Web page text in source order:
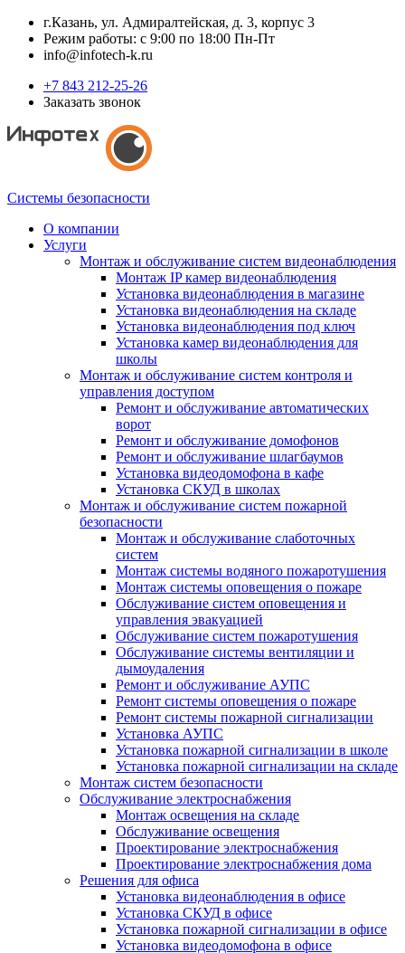
г.Казань, ул. Адмиралтейская, д. 3, корпус 3
Режим работы: с 9:00 по 18:00 Пн-Пт
info@infotech-k.ru
+7 843 212-25-26
Заказать звонок
Системы безопасности
О компании
Услуги
Монтаж и обслуживание систем видеонаблюдения
Монтаж IP камер видеонаблюдения
Установка видеонаблюдения в магазине
Установка видеонаблюдения на складе
Установка видеонаблюдения под ключ
Установка камер видеонаблюдения для
школы
Монтаж и обслуживание систем контроля и
управления доступом
Ремонт и обслуживание автоматических
ворот
Ремонт и обслуживание домофонов
Ремонт и обслуживание шлагбаумов
Установка видеодомофона в кафе
Установка СКУД в школах
Монтаж и обслуживание систем пожарной
безопасности
Монтаж и обслуживание слаботочных
систем
Монтаж системы водяного пожаротушения
Монтаж системы оповещения о пожаре
Обслуживание систем оповещения и
управления эвакуацией
Обслуживание систем пожаротушения
Обслуживание системы вентиляции и
дымоудаления
Ремонт и обслуживание АУПС
Ремонт системы оповещения о пожаре
Ремонт системы пожарной сигнализации
Установка АУПС
Установка пожарной сигнализации в школе
Установка пожарной сигнализации на складе
Монтаж систем безопасности
Обслуживание электроснабжения
Монтаж освещения на складе
Обслуживание освещения
Проектирование электроснабжения
Проектирование электроснабжения дома
Решения для офиса
Установка видеонаблюдения в офисе
Установка СКУД в офисе
Установка пожарной сигнализации в офисе
Установка видеодомофона в офисе